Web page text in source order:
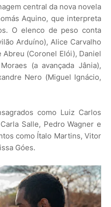
central da nova novela
Aquino, que interpreta
O elenco de peso conta
Arduíno), Alice Carvalho
Abreu (Coronel Elói), Daniel
(a avançada Jânia),
Nero (Miguel Ignácio,
como Luiz Carlos
Salle, Pedro Wagner e
como Ítalo Martins, Vitor
Góes.